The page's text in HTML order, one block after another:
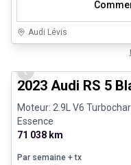
Audi Lévis
Véhicules d'occasion
Previous slide
2023 Audi RS 5
Moteur: 2.9L V6
Essence
71 038 km
Par semaine + tx